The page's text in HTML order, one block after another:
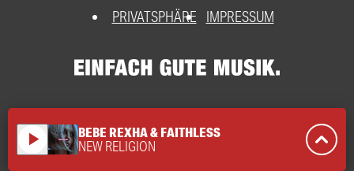
PRIVATSPHÄRE
IMPRESSUM
play_arrow BEBE REXHA & FAITHLESS
NEW RELIGION